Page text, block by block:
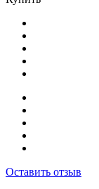
Оставить отзыв